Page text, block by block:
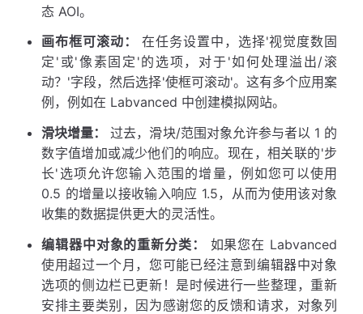
态 AOI。
画布框可滚动：
在任务设置中，选择'视觉度数固
定'或'像素固定'的选项，对于'如何处理溢出/滚
动？'字段，然后选择'使框可滚动'。这有多个应用案
例，例如在 Labvanced 中创建模拟网站。
滑块增量：
过去，滑块/范围对象允许参与者以 1 的
数字值增加或减少他们的响应。现在，相关联的'步
长'选项允许您输入范围的增量，例如您可以使用
0.5 的增量以接收输入响应 1.5，从而为使用该对象
收集的数据提供更大的灵活性。
编辑器中对象的重新分类：
如果您在 Labvanced
使用超过一个月，您可能已经注意到编辑器中对象
选项的侧边栏已更新！是时候进行一些整理，重新
安排主要类别，因为感谢您的反馈和请求，对象列